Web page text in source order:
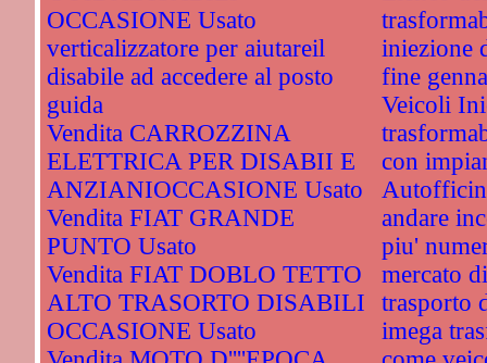
OCCASIONE Usato
verticalizzatore per aiutareil
disabile ad accedere al posto
guida
Vendita CARROZZINA
ELETTRICA PER DISABII E
ANZIANIOCCASIONE Usato
Vendita FIAT GRANDE
PUNTO Usato
Vendita FIAT DOBLO TETTO
ALTO TRASORTO DISABILI
OCCASIONE Usato
iniezione
fine
Veicoli
con
andare
piu'
mercato
trasporto
imega